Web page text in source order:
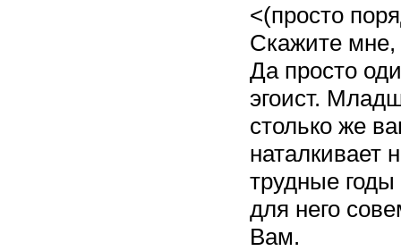
<(просто
Скажите мне,
Да просто
эгоист.
столько же
трудные
для него
Вам.